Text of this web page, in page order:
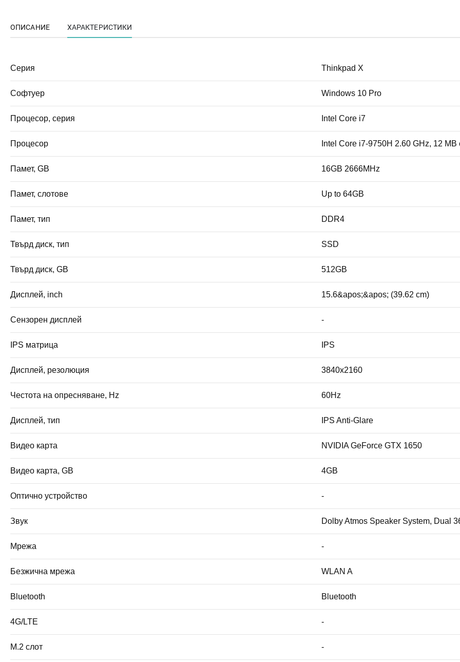
ОПИСАНИЕ ХАРАКТЕРИСТИКИ
Серия Thinkpad X
Софтуер Windows 10 Pro
Процесор, серия Intel Core i7
Процесор Intel Core i7-9750H 2.60 GHz, 12 MB
Памет, GB 16GB 2666MHz
Памет, слотове Up to 64GB
Памет, тип DDR4
Твърд диск, тип SSD
Твърд диск, GB 512GB
Дисплей, inch 15.6&apos;&apos; (39.62 cm)
Сензорен дисплей -
IPS матрица IPS
Дисплей, резолюция 3840x2160
Честота на опресняване, Hz 60Hz
Дисплей, тип IPS Anti-Glare
Видео карта NVIDIA GeForce GTX 1650
Видео карта, GB 4GB
Оптично устройство -
Звук Dolby Atmos Speaker System, Dual
Мрежа -
Безжична мрежа WLAN A
Bluetooth Bluetooth
4G/LTE -
M.2 слот -